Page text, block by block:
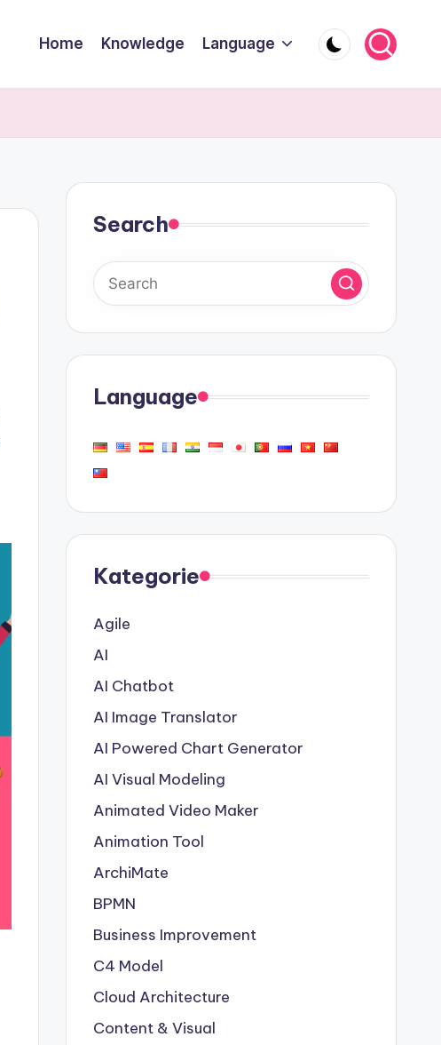
Home Knowledge Language
Search
Language
Kategorie
Agile
AI
AI Chatbot
AI Image Translator
AI Powered Chart Generator
AI Visual Modeling
Animated Video Maker
Animation Tool
ArchiMate
BPMN
Business Improvement
C4 Model
Cloud Architecture
Content & Visual